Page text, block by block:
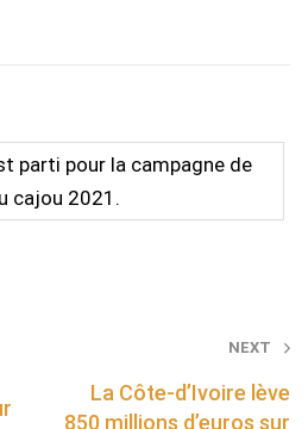
parti pour la campagne de
cajou 2021.
NEXT
La Côte-d’Ivoire lève
850 millions d’euros sur